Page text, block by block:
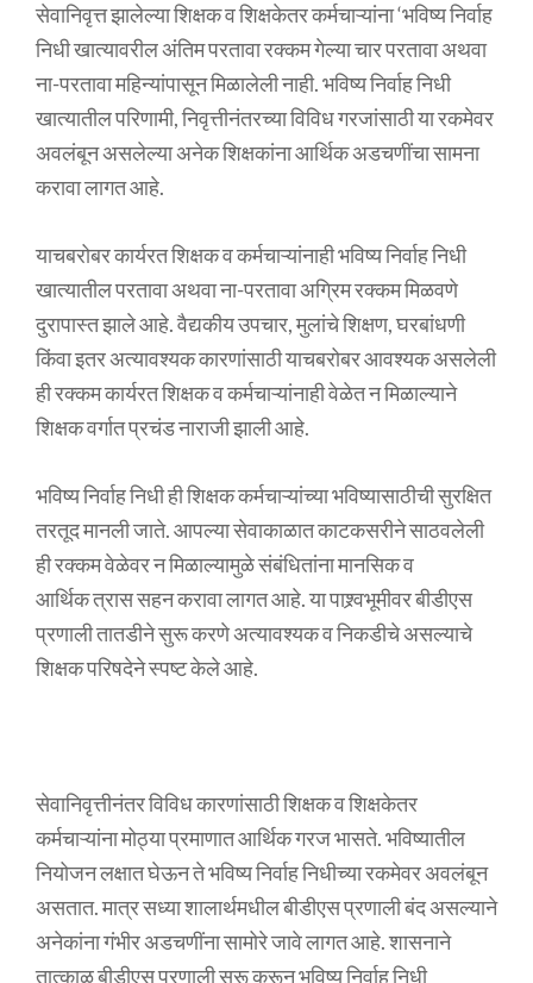
सेवानिवृत्त झालेल्या शिक्षक व शिक्षकेतर कर्मचाऱ्यांना ‘भविष्य निर्वाह
निधी खात्यावरील अंतिम परतावा रक्कम गेल्या चार परतावा अथवा
ना-परतावा महिन्यांपासून मिळालेली नाही. भविष्य निर्वाह निधी
खात्यातील परिणामी, निवृत्तीनंतरच्या विविध गरजांसाठी या रकमेवर
अवलंबून असलेल्या अनेक शिक्षकांना आर्थिक अडचणींचा सामना
करावा लागत आहे.
याचबरोबर कार्यरत शिक्षक व कर्मचाऱ्यांनाही भविष्य निर्वाह निधी
खात्यातील परतावा अथवा ना-परतावा अग्रिम रक्कम मिळवणे
दुरापास्त झाले आहे. वैद्यकीय उपचार, मुलांचे शिक्षण, घरबांधणी
किंवा इतर अत्यावश्यक कारणांसाठी याचबरोबर आवश्यक असलेली
ही रक्कम कार्यरत शिक्षक व कर्मचाऱ्यांनाही वेळेत न मिळाल्याने
शिक्षक वर्गात प्रचंड नाराजी झाली आहे.
भविष्य निर्वाह निधी ही शिक्षक कर्मचाऱ्यांच्या भविष्यासाठीची सुरक्षित
तरतूद मानली जाते. आपल्या सेवाकाळात काटकसरीने साठवलेली
ही रक्कम वेळेवर न मिळाल्यामुळे संबंधितांना मानसिक व
आर्थिक त्रास सहन करावा लागत आहे. या पाश्र्वभूमीवर बीडीएस
प्रणाली तातडीने सुरू करणे अत्यावश्यक व निकडीचे असल्याचे
शिक्षक परिषदेने स्पष्ट केले आहे.
सेवानिवृत्तीनंतर विविध कारणांसाठी शिक्षक व शिक्षकेतर
कर्मचाऱ्यांना मोठ्या प्रमाणात आर्थिक गरज भासते. भविष्यातील
नियोजन लक्षात घेऊन ते भविष्य निर्वाह निधीच्या रकमेवर अवलंबून
असतात. मात्र सध्या शालार्थमधील बीडीएस प्रणाली बंद असल्याने
अनेकांना गंभीर अडचणींना सामोरे जावे लागत आहे. शासनाने
तात्काळ बीडीएस प्रणाली सुरू करून भविष्य निर्वाह निधी